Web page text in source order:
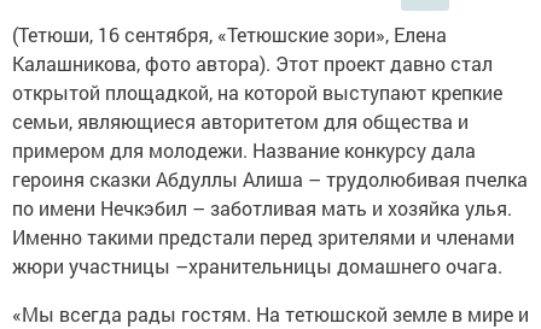
(Тетюши, 16 сентября, «Тетюшские зори», Елена
Калашникова, фото автора). Этот проект давно стал
открытой площадкой, на которой выступают крепкие
семьи, являющиеся авторитетом для общества и
примером для молодежи. Название конкурсу дала
героиня сказки Абдуллы Алиша – трудолюбивая пчелка
по имени Нечкэбил – заботливая мать и хозяйка улья.
Именно такими предстали перед зрителями и членами
жюри участницы –хранительницы домашнего очага.
«Мы всегда рады гостям. На тетюшской земле в мире и